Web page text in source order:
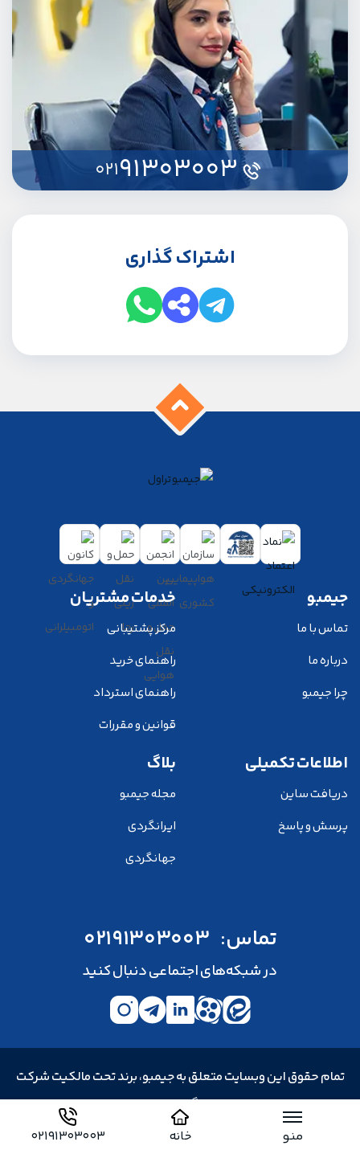
منو خانه 02191303003
91303003
021
اشتراک گذاری
جیمبو
تماس با ما
درباره ما
چرا جیمبو
خدمات مشتریان
مرکز پشتیبانی
راهنمای خرید
راهنمای استرداد
قوانین و مقررات
اطلاعات تکمیلی
دریافت ساین
پرسش و پاسخ
بلاگ
مجله جیمبو
ایرانگردی
جهانگردی
تماس: 02191303003
در شبکه‌های اجتماعی دنبال کنید
تمام حقوق این وبسایت متعلق به جیمبو، برند تحت مالکیت شرکت
خدمات مسافرت هوایی و جهانگردی و زیارتی سپید پرواز توس است.
فرصت های شغلی
در حال جذب